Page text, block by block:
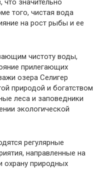
что значительно
того, чистая вода
на рост рыбы и ее
чистоту воды,
прилегающих
озера Селигер
природой и богатством
леса и заповедники
экологической
регулярные
направленные на
охрану природных